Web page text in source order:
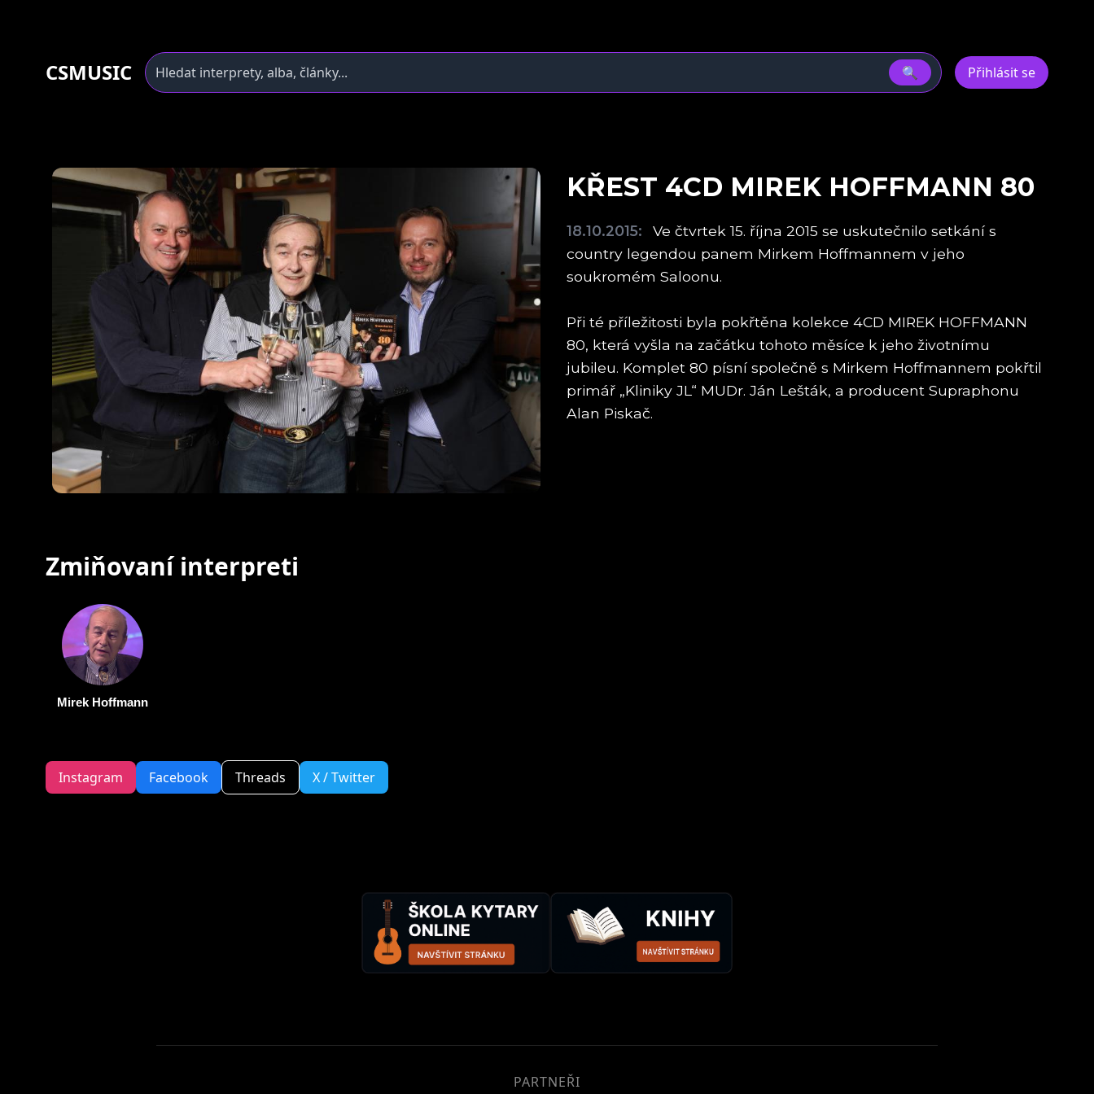
CSMUSIC 🔍 Přihlásit se
KŘEST 4CD MIREK HOFFMANN 80
18.10.2015:
Ve čtvrtek 15. října 2015 se uskutečnilo setkání s
country legendou panem Mirkem Hoffmannem v jeho
soukromém Saloonu.
Při té příležitosti byla pokřtěna kolekce 4CD MIREK HOFFMANN
80, která vyšla na začátku tohoto měsíce k jeho životnímu
jubileu. Komplet 80 písní společně s Mirkem Hoffmannem pokřtil
primář „Kliniky JL“ MUDr. Ján Lešták, a producent Supraphonu
Alan Piskač.
Zmiňovaní interpreti
Mirek Hoffmann
Instagram Facebook Threads X / Twitter
PARTNEŘI